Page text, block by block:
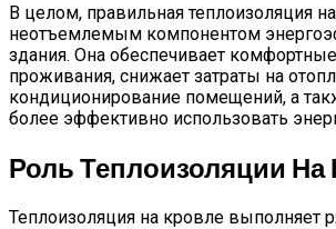
В целом, правильная теплоизоляция
неотъемлемым компонентом
здания. Она обеспечивает
проживания, снижает затраты на
кондиционирование помещений, а
более эффективно использовать
Роль Теплоизоляции На
Теплоизоляция на кровле выполняет